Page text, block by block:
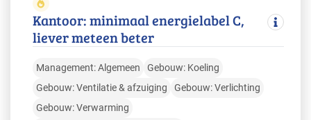
Kantoor: minimaal energielabel C,
liever meteen beter
Management: Algemeen
Gebouw: Koeling
Gebouw: Ventilatie & afzuiging
Gebouw: Verlichting
Gebouw: Verwarming